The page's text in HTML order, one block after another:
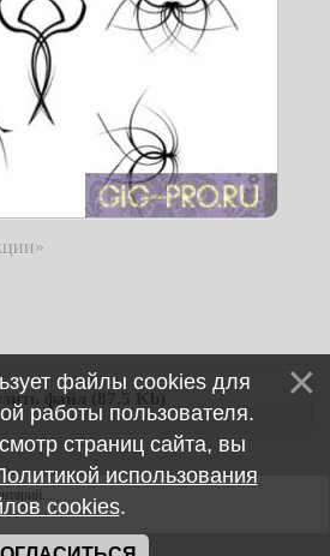
файл (87.5 Kb)
файлы cookies для
работы пользователя.
страниц сайта, вы
использования
cookies.